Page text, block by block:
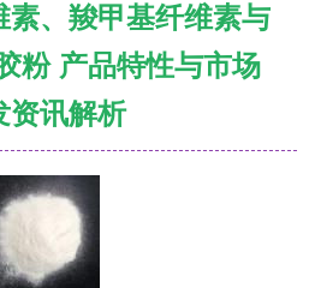
素、羧甲基纤维素与
粉 产品特性与市场
资讯解析